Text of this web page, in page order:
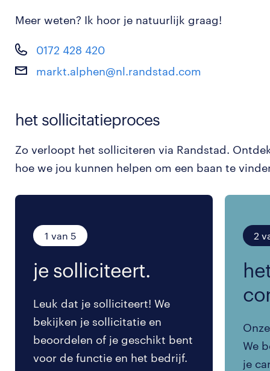
Meer weten? Ik hoor je natuurlijk graag!
0172 428 420
markt.alphen@nl.randstad.com
het sollicitatieproces
Zo verloopt het solliciteren via Randstad.
hoe we jou kunnen helpen om een baan te
1 van 5
je solliciteert.
Leuk dat je solliciteert! We
bekijken je sollicitatie en
beoordelen of je geschikt bent
voor de functie en het bedrijf.
2
We
je